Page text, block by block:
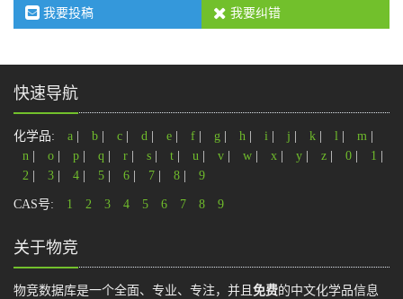
我要投稿 我要纠错
快速导航
化学品: a b c d e f g h i j k l m
n
o p q r s t u v w x y z 0 1
2
3 4 5 6 7 8 9
CAS号: 1 2 3 4 5 6 7 8 9
关于物竞
物竞数据库是一个全面、专业、专注，并且 免费的中文化学品信息